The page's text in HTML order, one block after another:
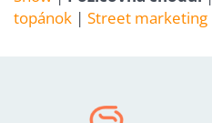
topánok | Street marketing